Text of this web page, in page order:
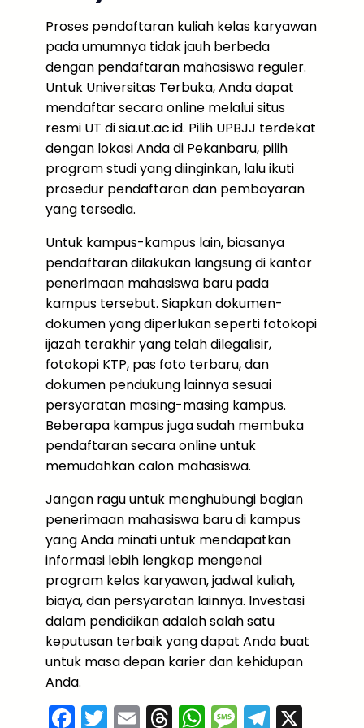
Proses pendaftaran kuliah kelas karyawan
pada umumnya tidak jauh berbeda
dengan pendaftaran mahasiswa reguler.
Untuk Universitas Terbuka, Anda dapat
mendaftar secara online melalui situs
resmi UT di sia.ut.ac.id. Pilih UPBJJ terdekat
dengan lokasi Anda di Pekanbaru, pilih
program studi yang diinginkan, lalu ikuti
prosedur pendaftaran dan pembayaran
yang tersedia.
Untuk kampus-kampus lain, biasanya
pendaftaran dilakukan langsung di kantor
penerimaan mahasiswa baru pada
kampus tersebut. Siapkan dokumen-
dokumen yang diperlukan seperti fotokopi
ijazah terakhir yang telah dilegalisir,
fotokopi KTP, pas foto terbaru, dan
dokumen pendukung lainnya sesuai
persyaratan masing-masing kampus.
Beberapa kampus juga sudah membuka
pendaftaran secara online untuk
memudahkan calon mahasiswa.
Jangan ragu untuk menghubungi bagian
penerimaan mahasiswa baru di kampus
yang Anda minati untuk mendapatkan
informasi lebih lengkap mengenai
program kelas karyawan, jadwal kuliah,
biaya, dan persyaratan lainnya. Investasi
dalam pendidikan adalah salah satu
keputusan terbaik yang dapat Anda buat
untuk masa depan karier dan kehidupan
Anda.
F T E T W M T